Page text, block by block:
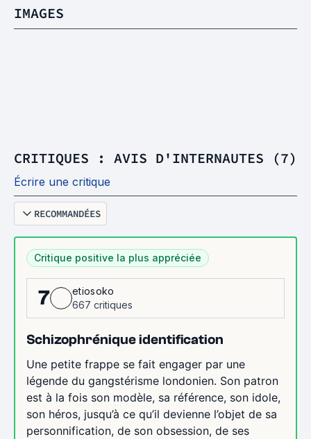
IMAGES
CRITIQUES : AVIS D'INTERNAUTES (7)
Écrire une critique
RECOMMANDÉES
Critique positive la plus appréciée
7
etiosoko
667 critiques
Schizophrénique identification
Une petite frappe se fait engager par une
légende du gangstérisme londonien. Son patron
est à la fois son modèle, sa référence, son idole,
son héros, jusqu’à ce qu’il devienne l’objet de sa
personnification, de son obsession, de ses